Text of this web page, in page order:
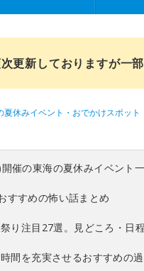
更新しておりますが一
夏休みイベント・おでかけスポット
催の東海の夏休みイベント
すすめの怖い話まとめ
り注目27選。見どころ・日
間を充実させるおすすめの